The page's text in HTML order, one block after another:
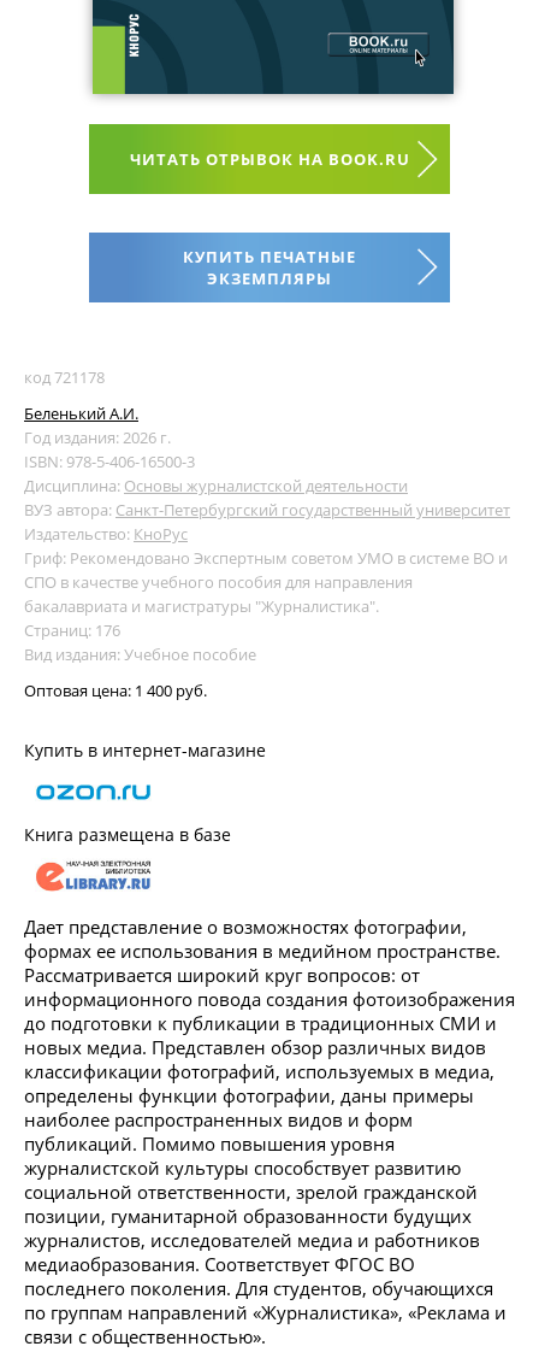
ЧИТАТЬ ОТРЫВОК НА BOOK.RU
КУПИТЬ ПЕЧАТНЫЕ
ЭКЗЕМПЛЯРЫ
код 721178
Беленький А.И.
Год издания: 2026 г.
ISBN: 978-5-406-16500-3
Дисциплина: Основы журналистской деятельности
ВУЗ автора: Санкт-Петербургский государственный университет
Издательство: КноРус
Гриф: Рекомендовано Экспертным советом УМО в системе ВО и
СПО в качестве учебного пособия для направления
бакалавриата и магистратуры "Журналистика".
Страниц: 176
Вид издания: Учебное пособие
Оптовая цена: 1 400 руб.
Купить в интернет-магазине
Книга размещена в базе
Дает представление о возможностях фотографии,
формах ее использования в медийном пространстве.
Рассматривается широкий круг вопросов: от
информационного повода создания фотоизображения
до подготовки к публикации в традиционных СМИ и
новых медиа. Представлен обзор различных видов
классификации фотографий, используемых в медиа,
определены функции фотографии, даны примеры
наиболее распространенных видов и форм
публикаций. Помимо повышения уровня
журналистской культуры способствует развитию
социальной ответственности, зрелой гражданской
позиции, гуманитарной образованности будущих
журналистов, исследователей медиа и работников
медиаобразования. Соответствует ФГОС ВО
последнего поколения. Для студентов, обучающихся
по группам направлений «Журналистика», «Реклама и
связи с общественностью».